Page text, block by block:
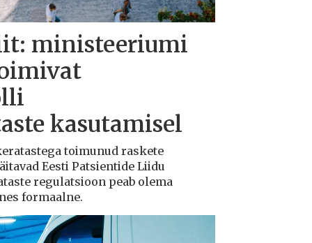
ministeeriumi
kasutamisel
toimunud raskete
Eesti Patsientide Liidu
regulatsioon peab olema
formaalne.